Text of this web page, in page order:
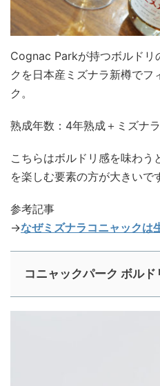
Cognac Parkが持つボルドリ
クを日本産ミズナラ新樽でフ
ク。
熟成年数：4年熟成＋ミズナ
こちらはボルドリ感を味わ
を楽しむ要素の方が大きいで
参考記事
→なぜミズナラコニャックは
コニャックパーク ボルド